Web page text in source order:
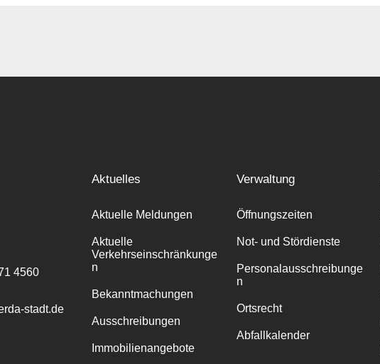
4560
stadt.de
Aktuelles
Aktuelle Meldungen
Aktuelle
Verkehrseinschränkunge
n
Bekanntmachungen
Ausschreibungen
Immobilienangebote
Verwaltung
Öffnungszeiten
Not- und Stördienste
Personalausschreibunge
n
Ortsrecht
Abfallkalender